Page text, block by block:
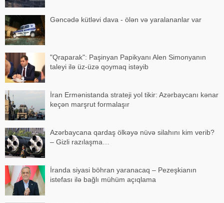
Gəncədə kütləvi dava - ölən və yaralananlar var
"Qraparak": Paşinyan Papikyanı Alen Simonyanın
taleyi ilə üz-üzə qoymaq istəyib
İran Ermənistanda strateji yol tikir: Azərbaycanı kənar
keçən marşrut formalaşır
Azərbaycana qardaş ölkəyə nüvə silahını kim verib?
– Gizli razılaşma…
İranda siyasi böhran yaranacaq – Pezeşkianın
istefası ilə bağlı mühüm açıqlama